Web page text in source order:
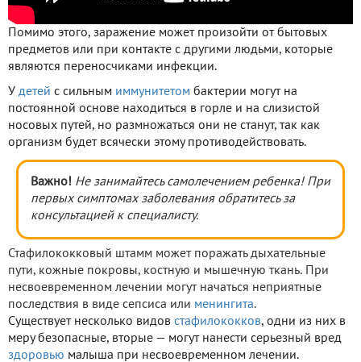
Помимо этого, заражение может произойти от бытовых
предметов или при контакте с другими людьми, которые
являются переносчиками инфекции.
У детей с сильным иммунитетом бактерии могут на
постоянной основе находиться в горле и на слизистой
носовых путей, но размножаться они не станут, так как
организм будет всячески этому противодействовать.
Важно! Не занимайтесь самолечением ребенка! При
первых симптомах заболевания обратитесь за
консультацией к специалисту.
Стафилококковый штамм может поражать дыхательные
пути, кожные покровы, костную и мышечную ткань. При
несвоевременном лечении могут начаться неприятные
последствия в виде сепсиса или менингита.
Существует несколько видов стафилококков, одни из них в
меру безопасные, вторые — могут нанести серьезный вред
здоровью малыша при несвоевременном лечении.